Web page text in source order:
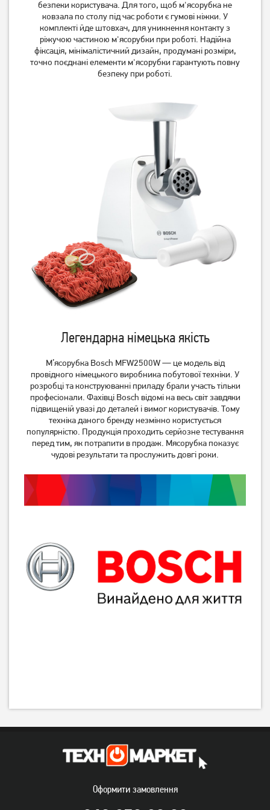
безпеки користувача. Для того, щоб м'ясорубка не
ковзала по столу під час роботи є гумові ніжки. У
комплекті йде штовхач, для уникнення контакту з
ріжучою частиною м'ясорубки при роботі. Надійна
фіксація, мінімалістичний дизайн, продумані розміри,
точно поєднані елементи м'ясорубки гарантують повну
безпеку при роботі.
Легендарна німецька якість
М’ясорубка Bosch MFW2500W — це модель від
провідного німецького виробника побутової техніки. У
розробці та конструюванні приладу брали участь тільки
професіонали. Фахівці Bosch відомі на весь світ завдяки
підвищеній увазі до деталей і вимог користувачів. Тому
техніка даного бренду незмінно користується
популярністю. Продукція проходить серйозне тестування
перед тим, як потрапити в продаж. Мясорубка показує
чудові результати та прослужить довгі роки.
Оформити замовлення